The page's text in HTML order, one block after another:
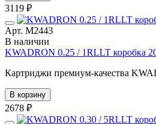
3119 ₽
Арт. М2443
В наличии
KWADRON 0.25 / 1RLLT коробка
Картриджи премиум-качества
В корзину
2678 ₽